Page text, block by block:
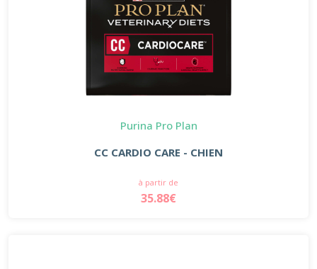
Purina Pro Plan
CC CARDIO CARE - CHIEN
à partir de
35.88€